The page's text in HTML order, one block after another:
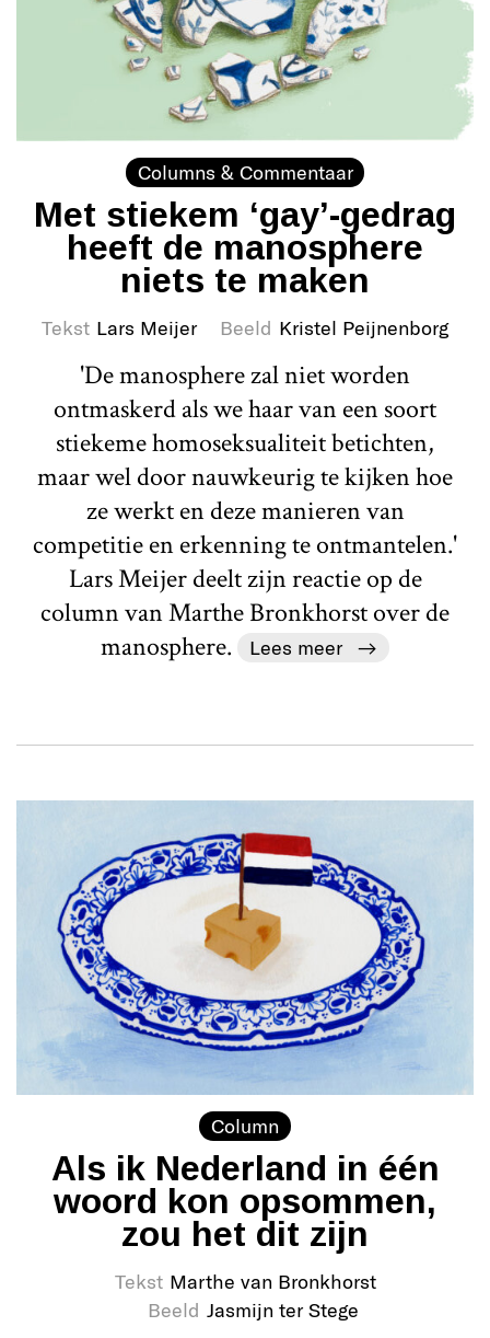
Columns & Commentaar
Met stiekem ‘gay’-gedrag
heeft de manosphere
niets te maken
Tekst Lars Meijer Beeld Kristel Peijnenborg
'De manosphere zal niet worden
ontmaskerd als we haar van een soort
stiekeme homoseksualiteit betichten,
maar wel door nauwkeurig te kijken hoe
ze werkt en deze manieren van
competitie en erkenning te ontmantelen.'
Lars Meijer deelt zijn reactie op de
column van Marthe Bronkhorst over de
manosphere.
Lees meer
Column
Als ik Nederland in één
woord kon opsommen,
zou het dit zijn
Tekst Marthe van Bronkhorst
Beeld Jasmijn ter Stege